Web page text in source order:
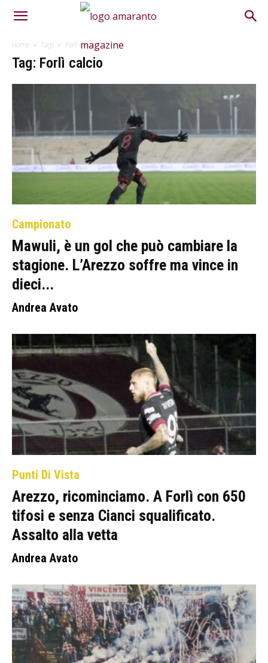
Home Tags Forlì calcio
Tag: Forlì calcio
Campionato
Mawuli, è un gol che può cambiare la
stagione. L’Arezzo soffre ma vince in
dieci...
Andrea Avato
Punti Di Vista
Arezzo, ricominciamo. A Forlì con 650
tifosi e senza Cianci squalificato.
Assalto alla vetta
Andrea Avato